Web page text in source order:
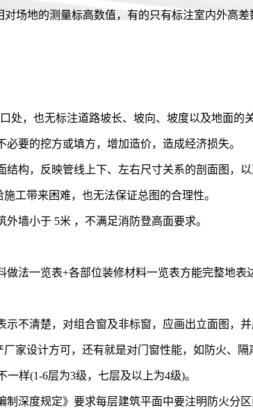
场地的测量标高数值，有的只有标注室内外高差
处，也无标注道路坡长、坡向、坡度以及地面的
要的挖方或填方，增加造价，造成经济损失。
构，反映管线上下、左右尺寸关系的剖面图，
工带来困难，也无法保证总图的合理性。
墙小于 5米 ，不满足消防登高面要求。
法一览表+各部位装修材料一览表方能完整地
不清楚，对组合窗及非标窗，应画出立面图，
家设计方可，还有就是对门窗性能，如防火、
样(1-6层为3级，七层及以上为4级)。
深度规定》要求每层建筑平面中要注明防火分